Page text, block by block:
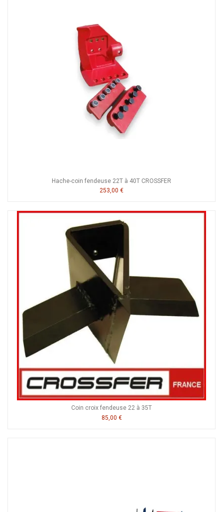
Hache-coin fendeuse 22T à 40T CROSSFER
253,00 €
Coin croix fendeuse 22 à 35T
85,00 €